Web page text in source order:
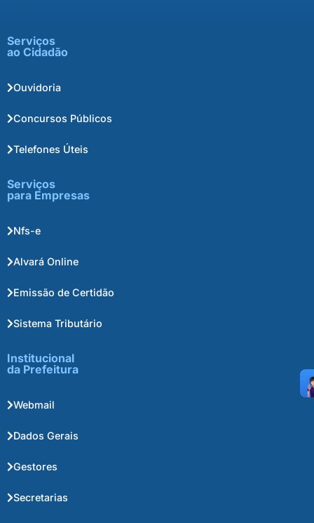
Serviços
ao Cidadão
Ouvidoria
Concursos Públicos
Telefones Úteis
Serviços
para Empresas
Nfs-e
Alvará Online
Emissão de Certidão
Sistema Tributário
Institucional
da Prefeitura
Webmail
Dados Gerais
Gestores
Secretarias